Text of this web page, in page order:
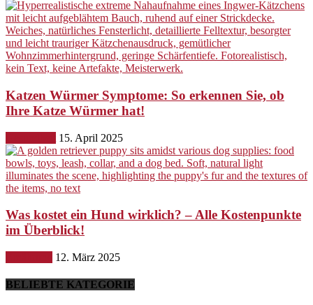
Katzen Würmer Symptome: So erkennen Sie, ob
Ihre Katze Würmer hat!
15. April 2025
Was kostet ein Hund wirklich? – Alle Kostenpunkte
im Überblick!
12. März 2025
BELIEBTE KATEGORIE